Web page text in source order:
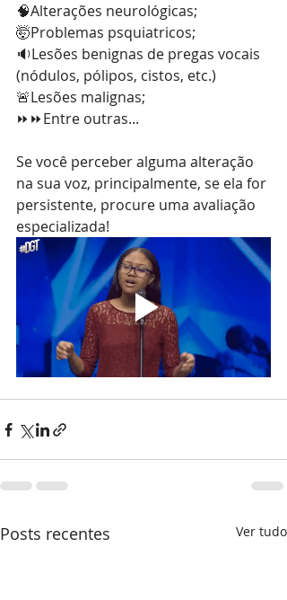
🧠Alterações neurológicas;
🤯Problemas psquiatricos;
🔉Lesões benignas de pregas vocais
(nódulos, pólipos, cistos, etc.)
🚨Lesões malignas;
⏩⏩Entre outras...
Se você perceber alguma alteração
na sua voz, principalmente, se ela for
persistente, procure uma avaliação
especializada!
Posts recentes Ver tudo